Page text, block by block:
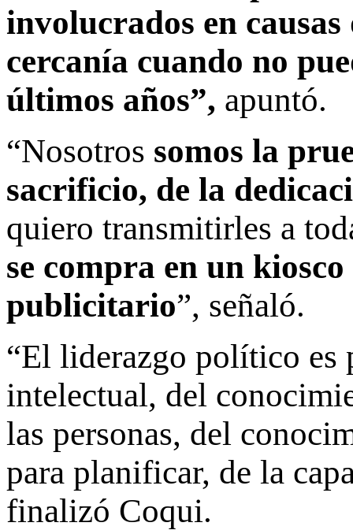
involucrados en
cercanía cuando no
últimos años”, apuntó.
“Nosotros somos la
sacrificio, de la
quiero transmitirles a
se compra en un
publicitario”, señaló.
“El liderazgo político es
intelectual, del
las personas, del
para planificar, de la
finalizó Coqui.